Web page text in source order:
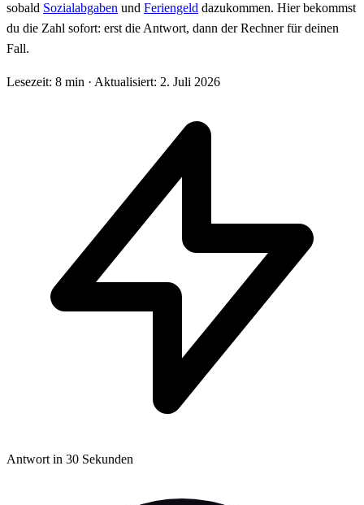
sobald Sozialabgaben und Feriengeld dazukommen. Hier bekommst
du die Zahl sofort: erst die Antwort, dann der Rechner für deinen
Fall.
Lesezeit: 8 min · Aktualisiert: 2. Juli 2026
Antwort in 30 Sekunden